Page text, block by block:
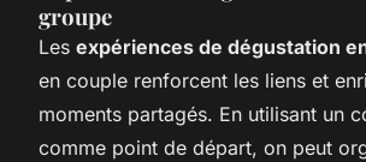
groupe
Les expériences de dégustation
en couple renforcent les liens et
moments partagés. En utilisant un
comme point de départ, on peut